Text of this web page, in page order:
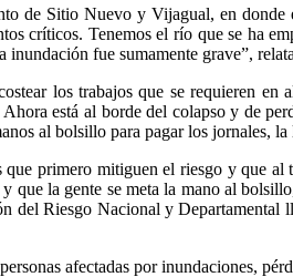
de Sitio Nuevo y Vijagual, en
críticos. Tenemos el río que se ha
fue sumamente grave”,
los trabajos que se requieren
está al borde del colapso y de
al bolsillo para pagar los jornales,
primero mitiguen el riesgo y que
la gente se meta la mano al
del Riesgo Nacional y
afectadas por inundaciones,